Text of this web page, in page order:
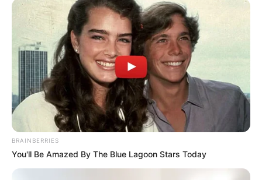
BRAINBERRIES
You'll Be Amazed By The Blue Lagoon Stars Today